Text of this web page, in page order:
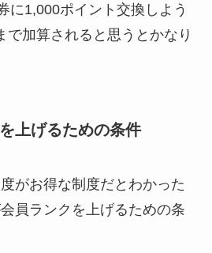
に1,000ポイント交換しよう
で加算されると思うとかなり
上げるための条件
がお得な制度だとわかった
員ランクを上げるための条